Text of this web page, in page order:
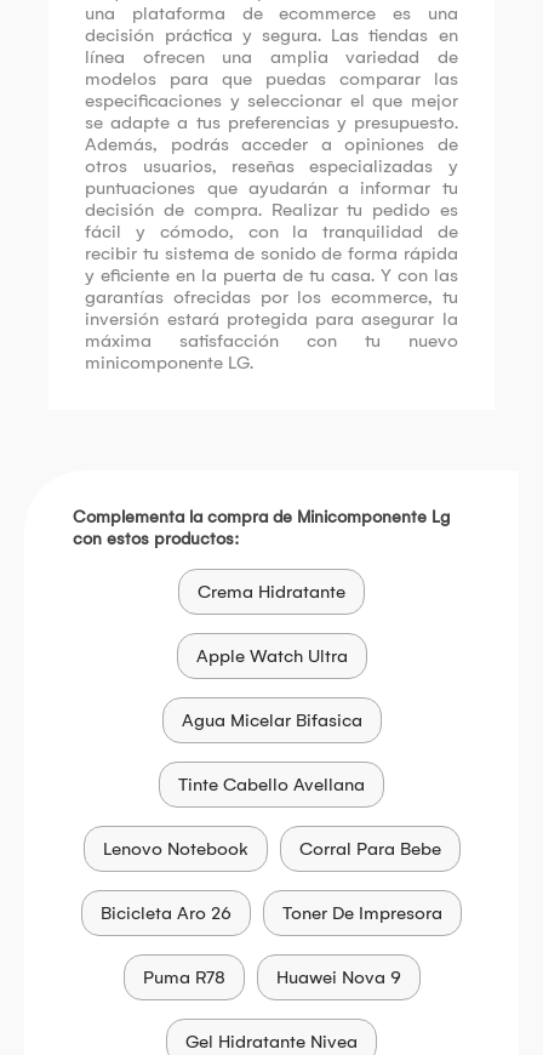
una plataforma de ecommerce es una
decisión práctica y segura. Las tiendas en
línea ofrecen una amplia variedad de
modelos para que puedas comparar las
especificaciones y seleccionar el que mejor
se adapte a tus preferencias y presupuesto.
Además, podrás acceder a opiniones de
otros usuarios, reseñas especializadas y
puntuaciones que ayudarán a informar tu
decisión de compra. Realizar tu pedido es
fácil y cómodo, con la tranquilidad de
recibir tu sistema de sonido de forma rápida
y eficiente en la puerta de tu casa. Y con las
garantías ofrecidas por los ecommerce, tu
inversión estará protegida para asegurar la
máxima satisfacción con tu nuevo
minicomponente LG.
Complementa la compra de Minicomponente Lg
con estos productos:
Crema Hidratante
Apple Watch Ultra
Agua Micelar Bifasica
Tinte Cabello Avellana
Lenovo Notebook Corral Para Bebe
Bicicleta Aro 26 Toner De Impresora
Puma R78 Huawei Nova 9
Gel Hidratante Nivea